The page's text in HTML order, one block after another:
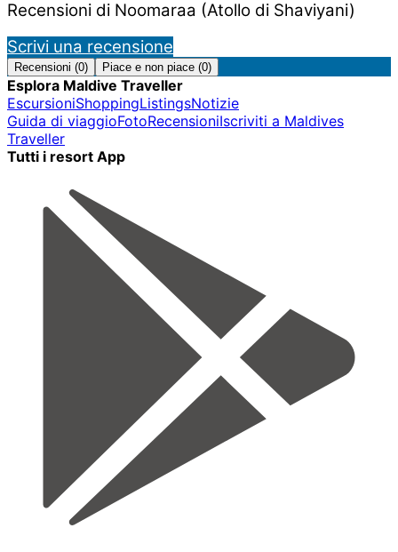
Recensioni di Noomaraa (Atollo di Shaviyani)
Scrivi una recensione
Recensioni (0) Piace e non piace (0)
Esplora Maldive Traveller
EscursioniShoppingListingsNotizie
Guida di viaggioFotoRecensioniIscriviti a Maldives
Traveller
Tutti i resort App